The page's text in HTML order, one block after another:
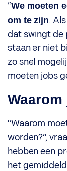
“We moeten
om te zijn.
dat swingt de
staan er niet
zo snel
moeten jobs
“Waarom
worden?”,
hebben een
het